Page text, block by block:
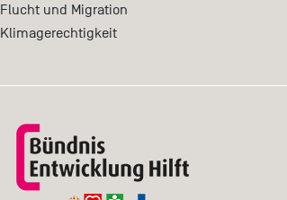
Flucht und Migration
Klimagerechtigkeit